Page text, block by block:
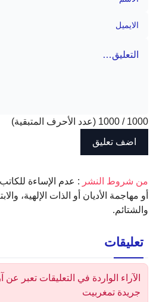
1000
/
1000 (عدد الأحرف المتبقية)
‫من شروط النشر : عدم الإساءة
أو مهاجمة الأديان أو الذات الإلهية،
والشتائم.
تعليقات
الآراء الواردة في التعليقات تعبر
جريدة تمغربيت